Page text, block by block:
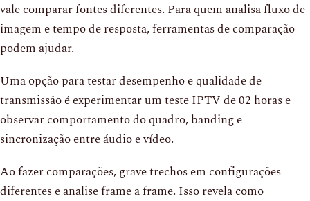
vale comparar fontes diferentes. Para quem analisa fluxo de
imagem e tempo de resposta, ferramentas de comparação
podem ajudar.
Uma opção para testar desempenho e qualidade de
transmissão é experimentar um teste IPTV de 02 horas e
observar comportamento do quadro, banding e
sincronização entre áudio e vídeo.
Ao fazer comparações, grave trechos em configurações
diferentes e analise frame a frame. Isso revela como